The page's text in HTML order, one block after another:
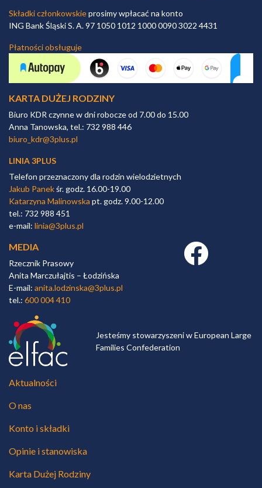
Składki członkowskieprosimy wpłacać na konto
ING Bank Śląski S. A. 97 1050 1012 1000 0090 3022 4431
Płatności obsługuje
KARTA DUŻEJ RODZINY
Biuro KDR czynne w dni robocze od 7.00 do 15.00
Anna Tanowska, tel.: 732 988 446
biuro_kdr@3plus.pl
LINIA 3PLUS
Telefon przeznaczony dla rodzin wielodzietnych
Jakub Panekśr. godz. 16.00-19.00
Katarzyna Malinowska pt. godz. 9.00-12.00
tel.: 732 988 451
e-mail: linia@3plus.pl
MEDIA
Rzecznik Prasowy
Anita Marczułajtis – Łodzińska
E-mail: anita.lodzinska@3plus.pl
tel.: 600 004 410
Facebook link
Jesteśmy stowarzyszeni w European Large
Families Confederation
Aktualności
O nas
Konto i składki
Opinie i stanowiska
Karta Dużej Rodziny